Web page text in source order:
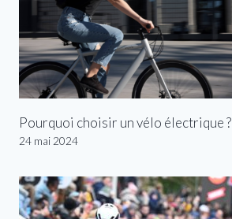
Pourquoi choisir un vélo électrique ?
24 mai 2024